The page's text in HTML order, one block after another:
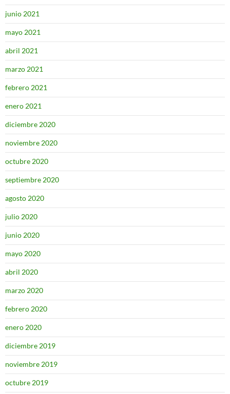
junio 2021
mayo 2021
abril 2021
marzo 2021
febrero 2021
enero 2021
diciembre 2020
noviembre 2020
octubre 2020
septiembre 2020
agosto 2020
julio 2020
junio 2020
mayo 2020
abril 2020
marzo 2020
febrero 2020
enero 2020
diciembre 2019
noviembre 2019
octubre 2019